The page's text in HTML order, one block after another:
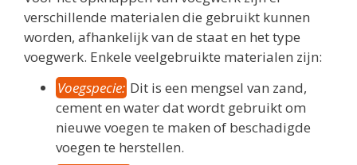
verschillende materialen die gebruikt kunnen
worden, afhankelijk van de staat en het type
voegwerk. Enkele veelgebruikte materialen zijn:
Voegspecie: Dit is een mengsel van zand,
cement en water dat wordt gebruikt om
nieuwe voegen te maken of beschadigde
voegen te herstellen.